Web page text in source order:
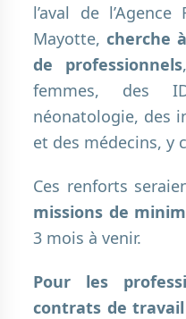
l’aval de
Mayotte,cherche
de professionnels
femmes, des
néonatologie, des
et des médecins, y
Ces renforts
missions de
3 mois à venir.
Pour les
contrats de